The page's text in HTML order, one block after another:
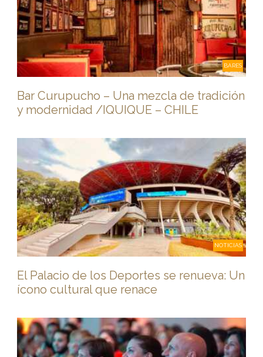
BARES
Bar Curupucho – Una mezcla de tradición
y modernidad /IQUIQUE – CHILE
NOTICIAS
El Palacio de los Deportes se renueva: Un
ícono cultural que renace